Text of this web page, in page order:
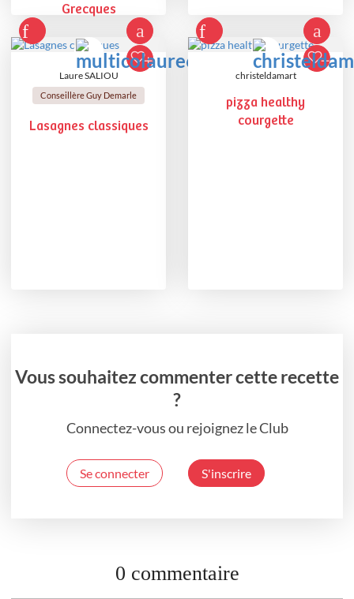
Grecques
Laure SALIOU
Conseillère Guy Demarle
Lasagnes classiques
christeldamart
pizza healthy
courgette
Vous souhaitez commenter cette recette
?
Connectez-vous ou rejoignez le Club
Se connecter S'inscrire
0 commentaire